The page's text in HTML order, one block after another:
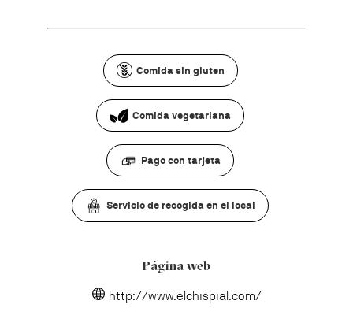
Comida sin gluten
Comida vegetariana
Pago con tarjeta
Servicio de recogida en el local
Página web
http://www.elchispial.com/